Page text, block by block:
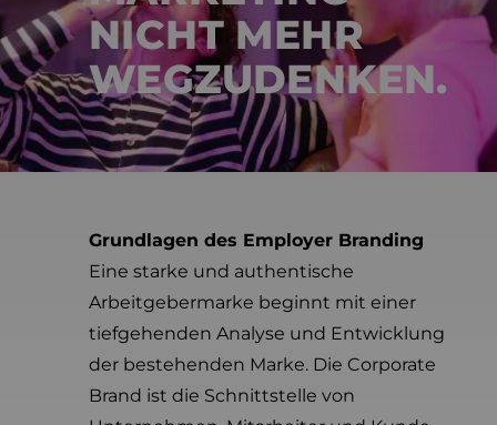
NICHT MEHR
WEGZUDENKEN.
Grundlagen des Employer Branding
Eine starke und authentische
Arbeitgebermarke beginnt mit einer
tiefgehenden Analyse und Entwicklung
der bestehenden Marke. Die Corporate
Brand ist die Schnittstelle von